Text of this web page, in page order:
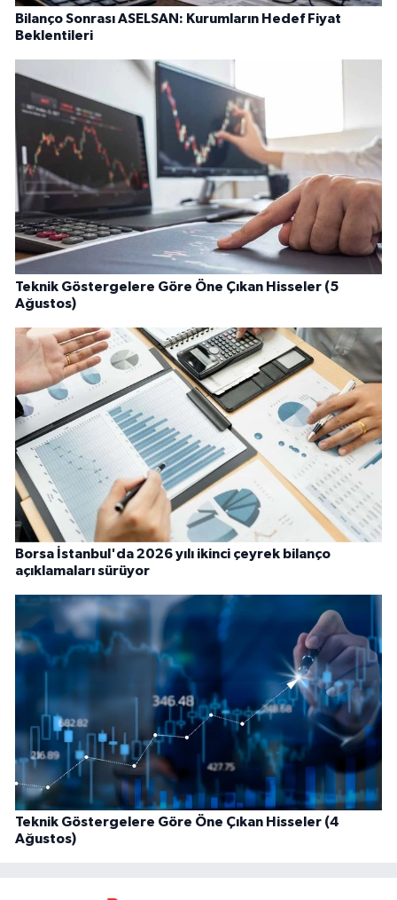
Bilanço Sonrası ASELSAN: Kurumların Hedef Fiyat
Beklentileri
Teknik Göstergelere Göre Öne Çıkan Hisseler (5
Ağustos)
Borsa İstanbul'da 2026 yılı ikinci çeyrek bilanço
açıklamaları sürüyor
Teknik Göstergelere Göre Öne Çıkan Hisseler (4
Ağustos)